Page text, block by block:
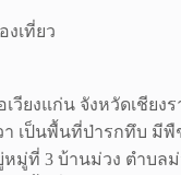
เที่ยว
ยงแก่น จังหวัดเชีย
งวา เป็นพื้นที่ป่ารก
ที่ 3 บ้านม่วง ตำบล